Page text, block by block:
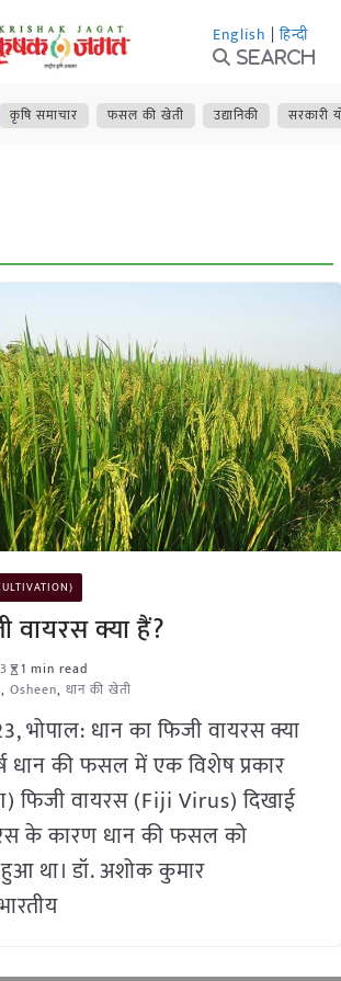
English | हिन्दी
Search
कृषि समाचार फसल की खेती उद्यानिकी सरकारी
वायरस क्या हैं?
1 min read
, Osheen, धान की खेती
भोपाल: धान का फिजी वायरस क्या
धान की फसल में एक विशेष प्रकार
फिजी वायरस (Fiji Virus) दिखाई
के कारण धान की फसल को
था। डॉ. अशोक कुमार